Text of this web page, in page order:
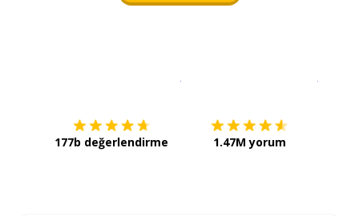
177b değerlendirme 1.47M yorum